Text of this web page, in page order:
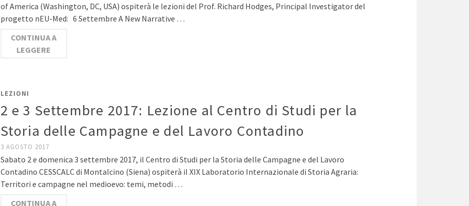
of America (Washington, DC, USA) ospiterà le lezioni del Prof. Richard Hodges, Principal Investigator del
progetto nEU-Med: 6 Settembre A New Narrative …
CONTINUA A
LEGGERE
LEZIONI
2 e 3 Settembre 2017: Lezione al Centro di Studi per la
Storia delle Campagne e del Lavoro Contadino
3 AGOSTO 2017
Sabato 2 e domenica 3 settembre 2017, il Centro di Studi per la Storia delle Campagne e del Lavoro
Contadino CESSCALC di Montalcino (Siena) ospiterà il XIX Laboratorio Internazionale di Storia Agraria:
Territori e campagne nel medioevo: temi, metodi …
CONTINUA A